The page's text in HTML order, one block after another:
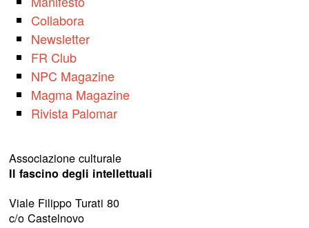
Collabora
Newsletter
FR Club
NPC Magazine
Magma Magazine
Rivista Palomar
Associazione culturale
Il fascino degli intellettuali
Viale Filippo Turati 80
c/o Castelnovo